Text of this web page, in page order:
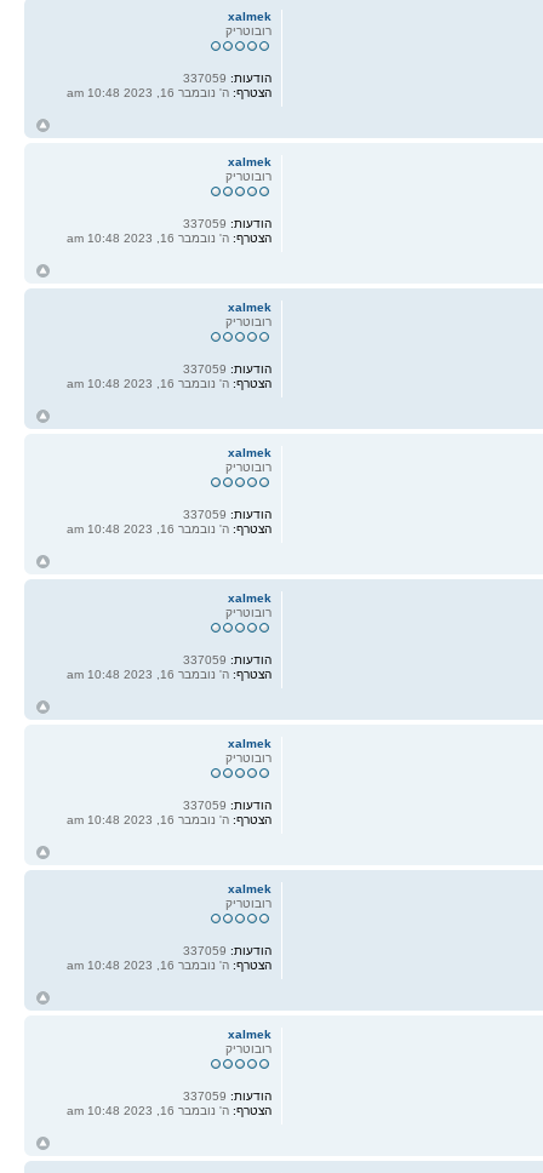
xalmek
רובוטריק
הודעות:
הצטרף: ה' נובמבר 16, 2023 10:48 am
xalmek
רובוטריק
הודעות:337059
הצטרף:ה' נובמבר 16, 2023 10:48 am
xalmek
רובוטריק
הודעות:
הצטרף: ה' נובמבר 16, 2023 10:48 am
xalmek
רובוטריק
הודעות:337059
הצטרף:ה' נובמבר 16, 2023 10:48 am
xalmek
רובוטריק
הודעות:
הצטרף: ה' נובמבר 16, 2023 10:48 am
xalmek
רובוטריק
הודעות:337059
הצטרף:ה' נובמבר 16, 2023 10:48 am
xalmek
רובוטריק
הודעות:
הצטרף: ה' נובמבר 16, 2023 10:48 am
xalmek
רובוטריק
הודעות:337059
הצטרף:ה' נובמבר 16, 2023 10:48 am